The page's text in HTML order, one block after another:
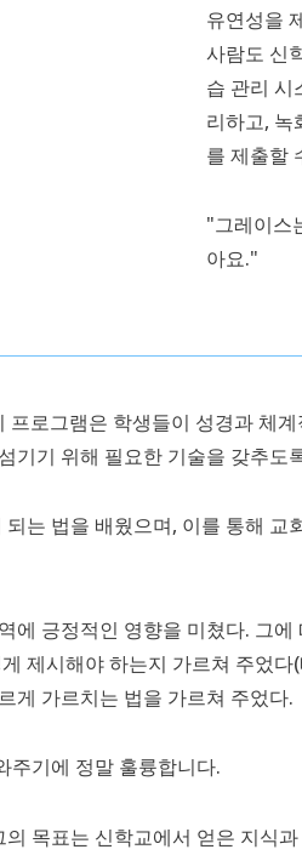
유연성을
사람도 신
습 관리 시
리하고, 녹
를 제출할
"그레이스
아요."
로그램은 학생들이 성경과 체
기기 위해 필요한 기술을 갖추
는 법을 배웠으며, 이를 통해
에 긍정적인 영향을 미쳤다. 그에
제시해야 하는지 가르쳐 주었
게 가르치는 법을 가르쳐 주었다.
주기에 정말 훌륭합니다.
목표는 신학교에서 얻은 지식